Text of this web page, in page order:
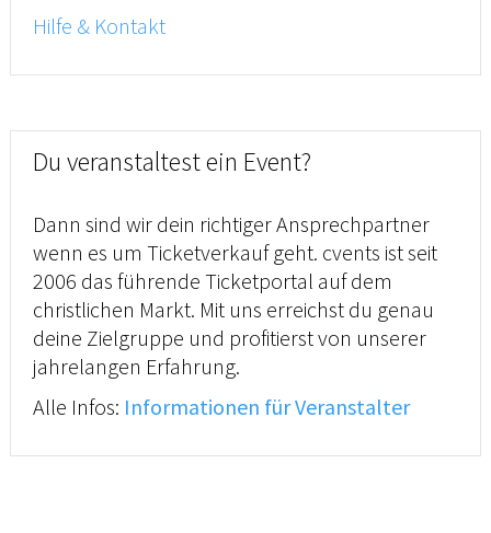
Hilfe & Kontakt
Du veranstaltest ein Event?
Dann sind wir dein richtiger Ansprechpartner
wenn es um Ticketverkauf geht. cvents ist seit
2006 das führende Ticketportal auf dem
christlichen Markt. Mit uns erreichst du genau
deine Zielgruppe und profitierst von unserer
jahrelangen Erfahrung.
Alle Infos: Informationen für Veranstalter